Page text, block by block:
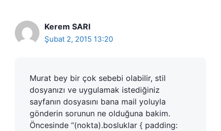
Kerem SARI
Şubat 2, 2015 13:20
Murat bey bir çok sebebi olabilir, stil
dosyanızı ve uygulamak istediğiniz
sayfanın dosyasını bana mail yoluyla
gönderin sorunun ne olduğuna bakim.
Öncesinde “(nokta).bosluklar { padding: